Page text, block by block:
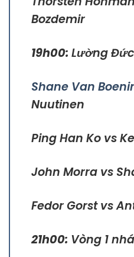
Bozdemir
19h00: Lường
Shane Van
Nuutinen
Ping Han Ko vs
John Morra vs
Fedor Gorst vs
21h00: Vòng 1